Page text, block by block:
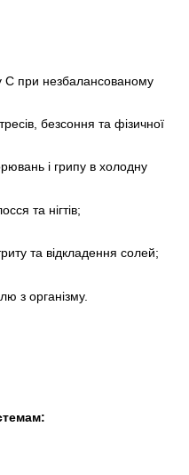
С при незбалансованому
безсоння та фізичної
і грипу в холодну
волосся та нігтів;
та відкладення солей;
з організму.
нігті;